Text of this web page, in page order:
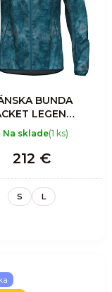
BUNDA
LEGEND
SHELL -
MOUNTAIN
Na sklade(1 ks)
212 €
S L